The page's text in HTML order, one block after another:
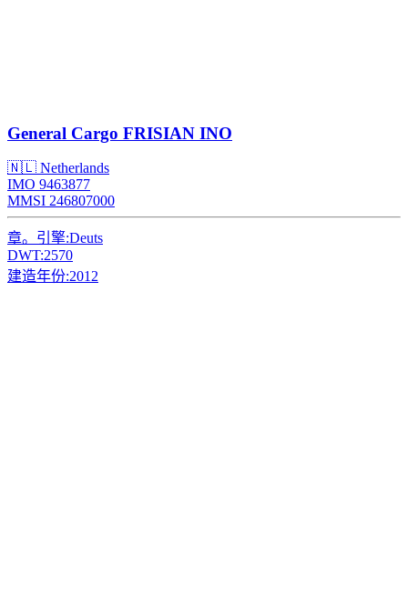
General Cargo FRISIAN INO
🇳🇱 Netherlands
IMO 9463877
MMSI 246807000
章。引擎:Deuts
DWT:2570
建造年份:2012